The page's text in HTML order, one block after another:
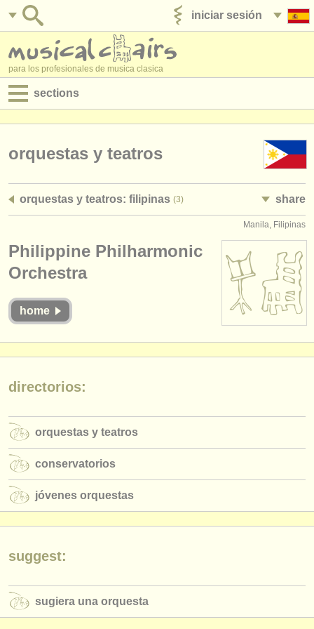
iniciar sesión
para los profesionales de musica clasica
sections
empleos - administración
cursillos
concursos
instrumentos robados
directorios:
conservatorios
jóvenes orquestas
musicalchairs:
contáctenos
noticias sobre música clásica
orquestas y teatros
orquestas y teatros: filipinas (3) share
Manila, Filipinas
Philippine Philharmonic
Orchestra
home
directorios:
orquestas y teatros
conservatorios
jóvenes orquestas
suggest:
sugiera una orquesta